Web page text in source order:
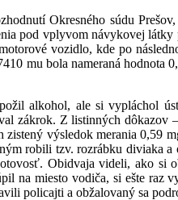
Okresného súdu
pod vplyvom návykovej
vozidlo, kde po
mu bola nameraná hodnota
alkohol, ale si vypláchol
zákrok. Z listinných dôkazov
zistený výsledok merania 0,59
robili tzv. rozrábku diviaka
Obidvaja videli, ako si
na miesto vodiča, si ešte raz
policajti a obžalovaný sa